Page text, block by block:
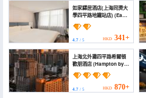
如家驛居酒店(上海同濟大
學四平路地鐵站店) (Ease
Hotel (Shanghai Siping
Road Tongji
University))
4.7 / 5 HKD 341+
上海北外灘四平路希爾頓
歡朋酒店 (Hampton by
Hilton Shanghai North
Bund Siping Road)
4.7 / 5 HKD 870+